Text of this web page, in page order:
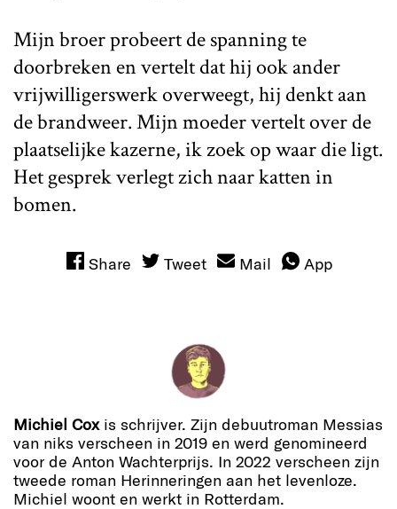
Mijn broer probeert de spanning te
doorbreken en vertelt dat hij ook ander
vrijwilligerswerk overweegt, hij denkt aan
de brandweer. Mijn moeder vertelt over de
plaatselijke kazerne, ik zoek op waar die ligt.
Het gesprek verlegt zich naar katten in
bomen.
Share Tweet Mail App
Michiel Coxis schrijver. Zijn debuutroman Messias
van niks verscheen in 2019 en werd genomineerd
voor de Anton Wachterprijs. In 2022 verscheen zijn
tweede roman Herinneringen aan het levenloze.
Michiel woont en werkt in Rotterdam.